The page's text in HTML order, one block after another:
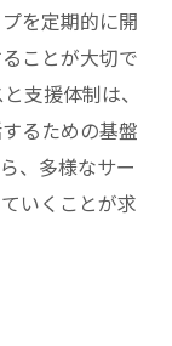
を定期的に開
ことが大切で
支援体制は、
るための基盤
、多様なサー
いくことが求